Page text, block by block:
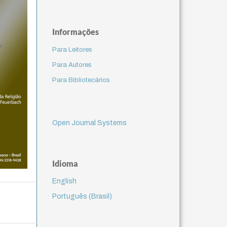
Informações
Para Leitores
Para Autores
Para Bibliotecários
Open Journal Systems
Idioma
English
Português (Brasil)